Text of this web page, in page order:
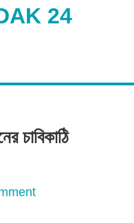
24
চাবিকাঠি
on